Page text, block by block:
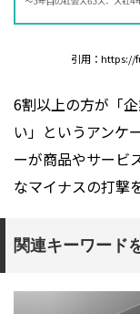
引用：
6割以上の方が「
い」というアンケ
ーが商品やサービ
なマイナスの打撃
関連キーワード